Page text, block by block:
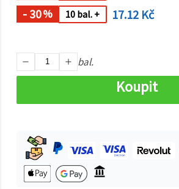
Přijmout
Nastavení
- 30% 10 bal. + 17.12 Kč
bal.
Koupit